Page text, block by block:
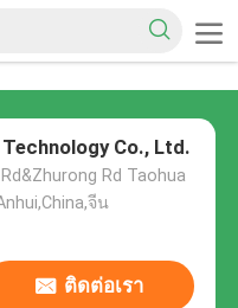
Co., Ltd.
Rd Taohua
จีน
ติดต่อเรา